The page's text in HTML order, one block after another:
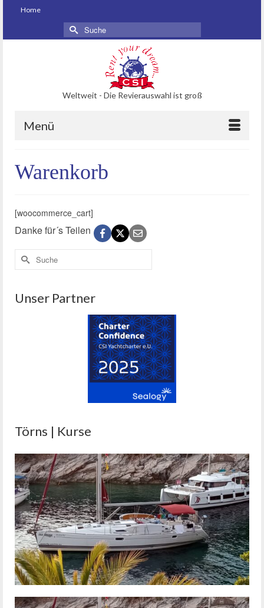
Home
Suche
nach:
Weltweit - Die Revierauswahl ist groß
Menü
Warenkorb
[woocommerce_cart]
Danke für´s Teilen
Suche
nach:
Unser Partner
Törns | Kurse